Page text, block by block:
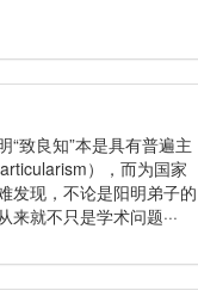
致良知”本是具有普遍主
），而为国家
发现，不论是阳明弟子的
就不只是学术问题···